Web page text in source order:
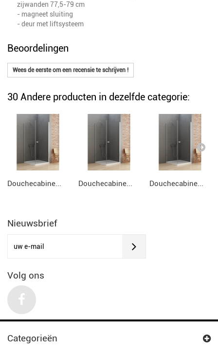
zijwanden 77,5-79 cm
- magneet sluiting
- deur met liftsysteem
Beoordelingen
Wees de eerste om een recensie te schrijven !
30 Andere producten in dezelfde categorie:
Douchecabine... Douchecabine... Douchecabine...
Nieuwsbrief
Volg ons
Categorieën